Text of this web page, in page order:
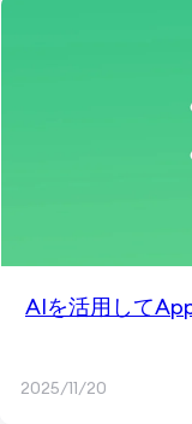
AIを活用して
2025/11/20